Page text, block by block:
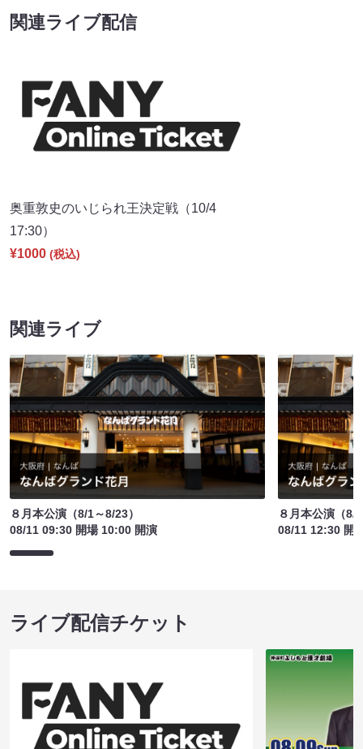
関連ライブ配信
奥重敦史のいじられ王決定戦（10/4
17:30）
¥1000 (税込)
関連ライブ
８月本公演（8/1～8/23）
08/11 09:30 開場 10:00 開演
８月本公演（8/
08/11 12:30 開
ライブ配信チケット